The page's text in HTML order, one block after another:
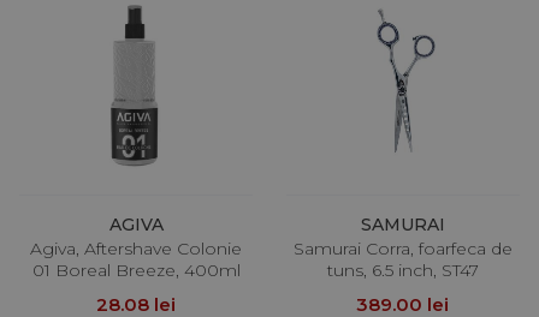
AGIVA
Agiva, Aftershave Colonie
01 Boreal Breeze, 400ml
28.08 lei
SAMURAI
Samurai Corra, foarfeca de
tuns, 6.5 inch, ST47
389.00 lei